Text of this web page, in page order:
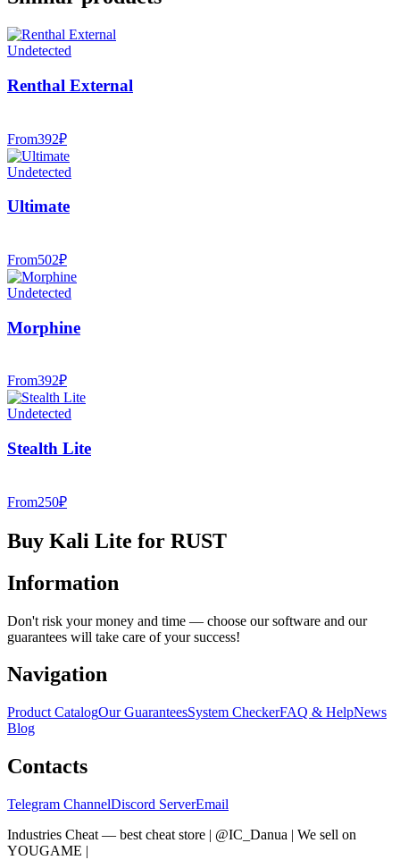
Undetected
Renthal External
From392₽
Undetected
Ultimate
From502₽
Undetected
Morphine
From392₽
Undetected
Stealth Lite
From250₽
Buy Kali Lite for RUST
Information
Don't risk your money and time — choose our software and our
guarantees will take care of your success!
Navigation
Product CatalogOur GuaranteesSystem CheckerFAQ & HelpNews
Blog
Contacts
Telegram ChannelDiscord ServerEmail
Industries Cheat — best cheat store | @IC_Danua | We sell on
YOUGAME |